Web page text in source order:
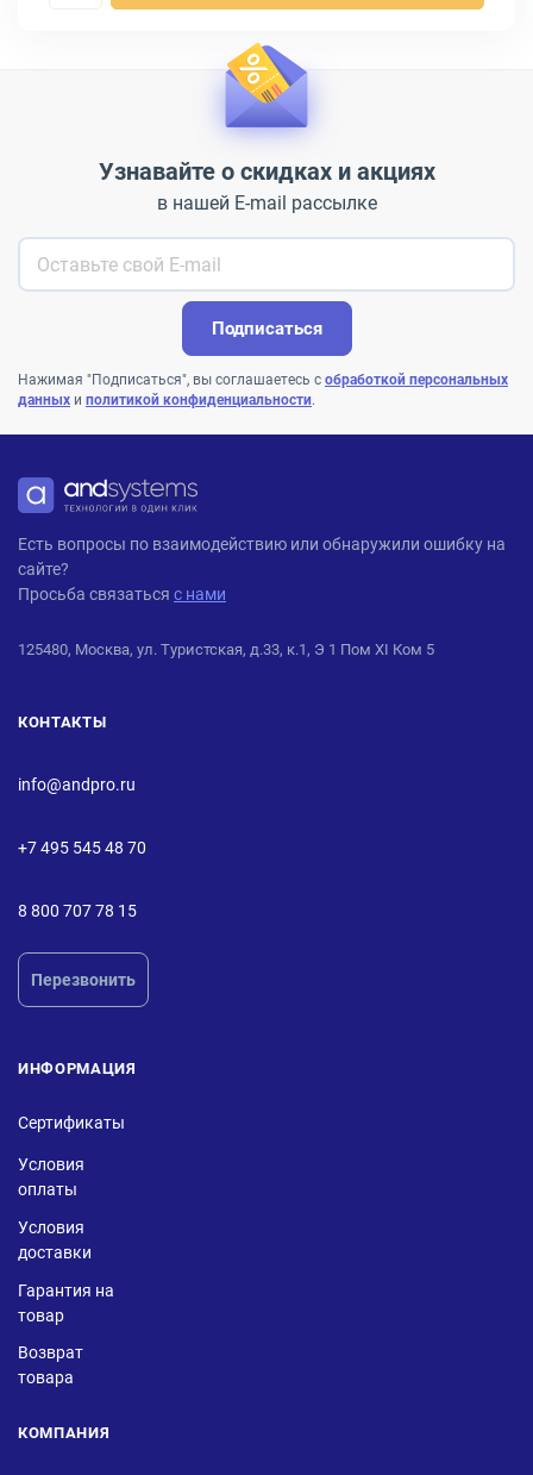
Узнавайте о скидках и акциях
в нашей E-mail рассылке
Подписаться
Нажимая "Подписаться", вы соглашаетесь с обработкой персональных
данных и политикой конфиденциальности.
ANDPRO
Есть вопросы по взаимодействию или обнаружили ошибку на
сайте?
Просьба связаться с нами
125480, Москва, ул. Туристская, д.33, к.1, Э 1 Пом XI Ком 5
КОНТАКТЫ
info@andpro.ru
+7 495 545 48 70
8 800 707 78 15
Перезвонить
ИНФОРМАЦИЯ
Сертификаты
Условия
оплаты
Условия
доставки
Гарантия на
товар
Возврат
товара
КОМПАНИЯ